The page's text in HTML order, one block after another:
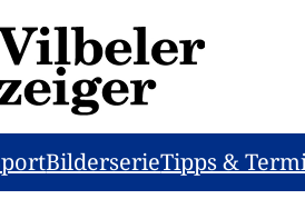
BilderserieTipps &